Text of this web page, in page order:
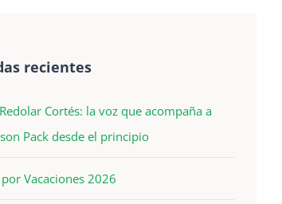
recientes
Cortés: la voz que acompaña a
Pack desde el principio
Vacaciones 2026